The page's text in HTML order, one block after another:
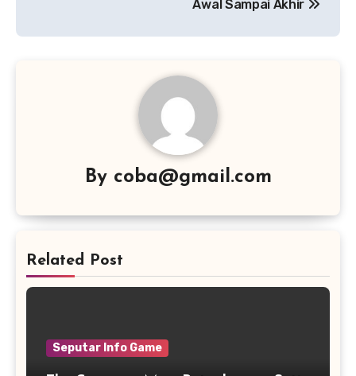
Awal Sampai Akhir
By coba@gmail.com
Related Post
Seputar Info Game